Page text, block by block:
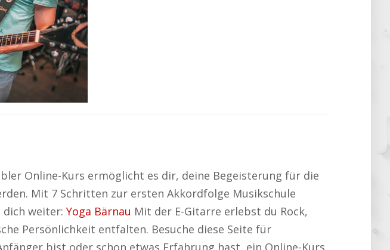
Online-Kurs ermöglicht es dir, deine Begeisterung für die
Mit 7 Schritten zur ersten Akkordfolge Musikschule
dich weiter: Yoga Bärnau Mit der E-Gitarre erlebst du Rock,
Persönlichkeit entfalten. Besuche diese Seite für
bist oder schon etwas Erfahrung hast, ein Online-Kurs